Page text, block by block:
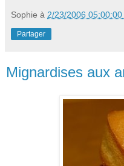
Sophie à 2/23/2006 05:00:00
Partager
Mignardises aux